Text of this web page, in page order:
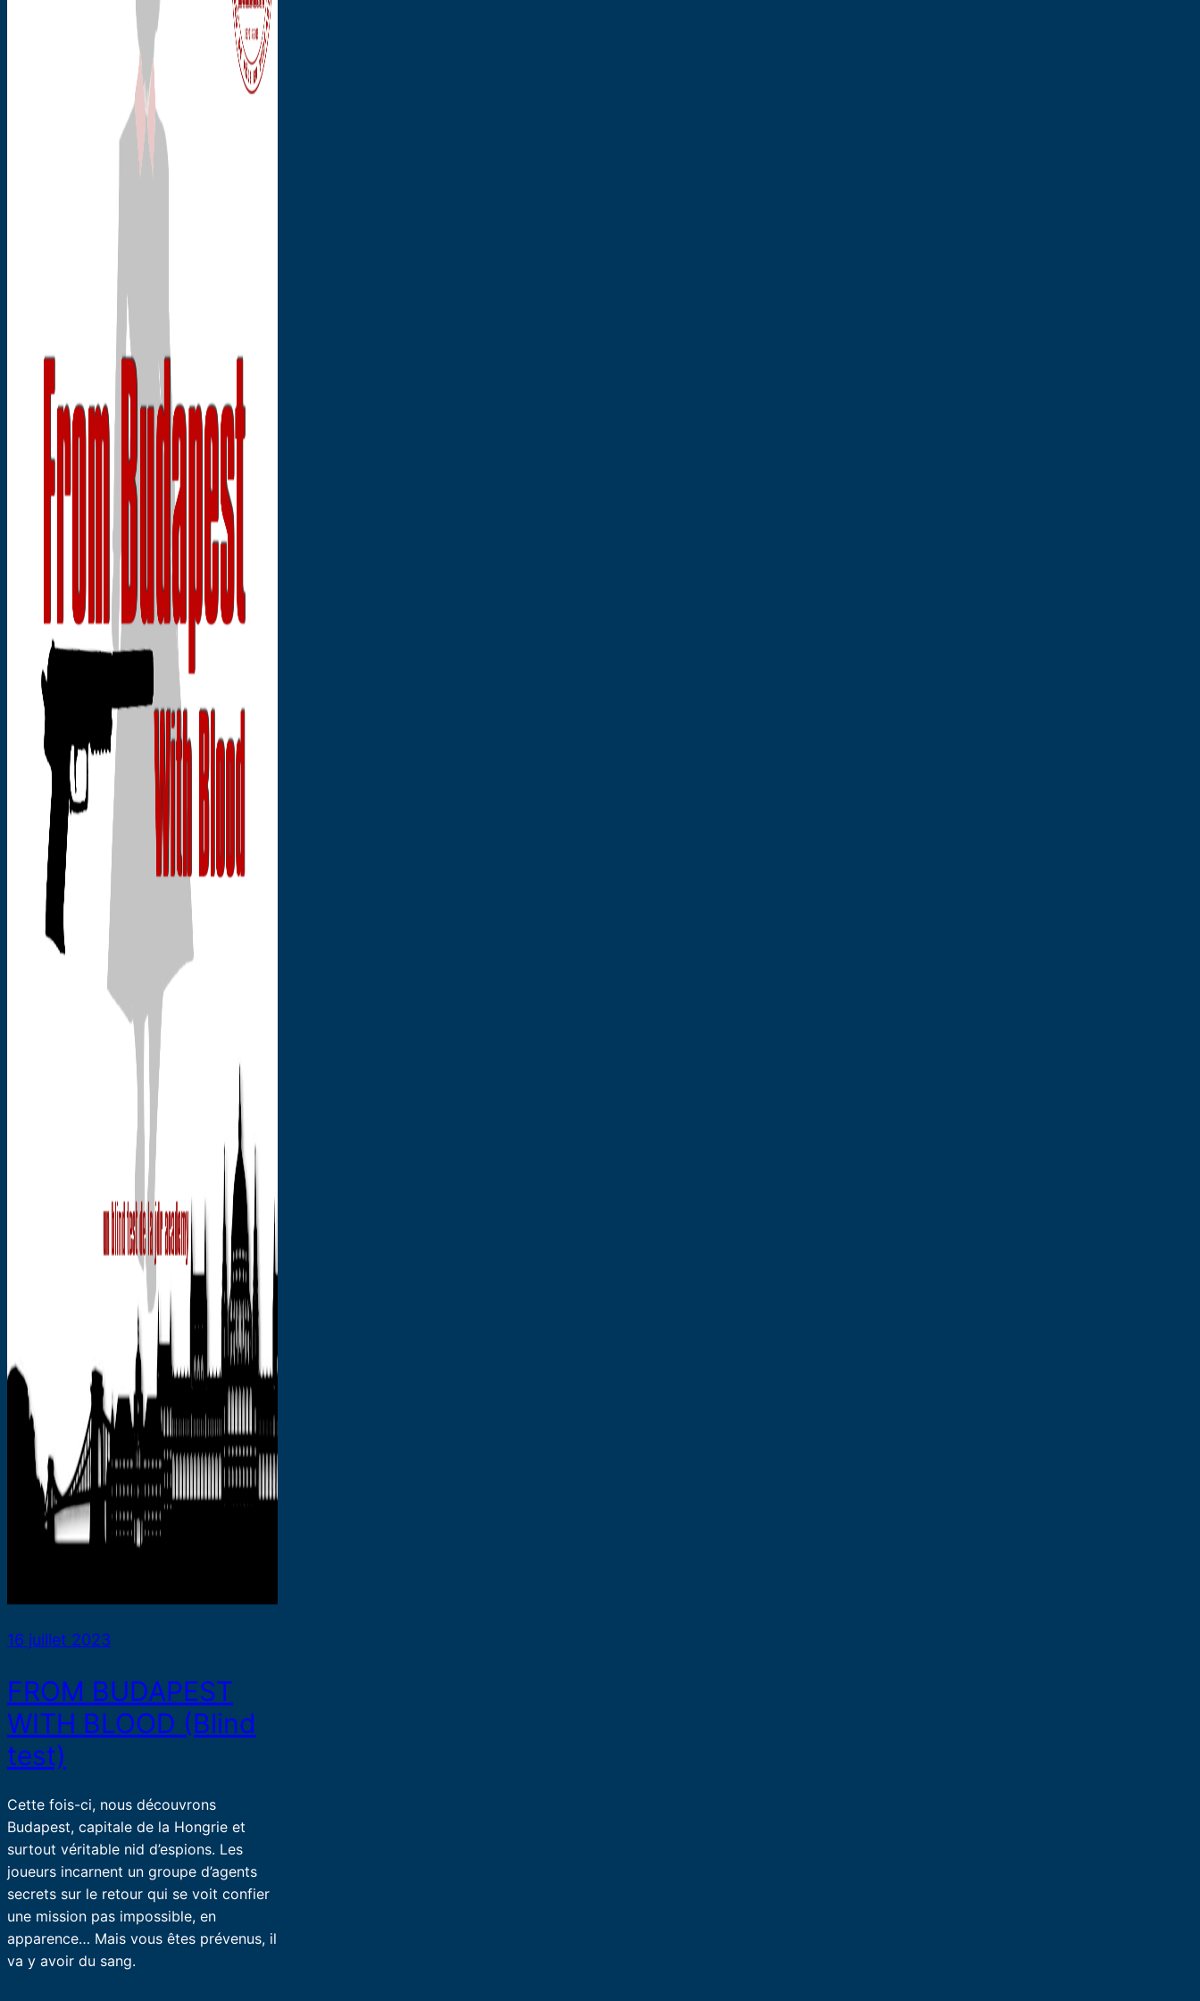
16 juillet 2023
FROM BUDAPEST
WITH BLOOD (Blind
test)
Cette fois-ci, nous découvrons
Budapest, capitale de la Hongrie et
surtout véritable nid d’espions. Les
joueurs incarnent un groupe d’agents
secrets sur le retour qui se voit confier
une mission pas impossible, en
apparence… Mais vous êtes prévenus, il
va y avoir du sang.